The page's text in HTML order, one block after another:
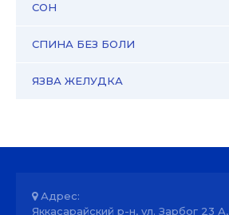
СОН
СПИНА БЕЗ БОЛИ
ЯЗВА ЖЕЛУДКА
Адрес:
Яккасарайский р-н, ул. Зарбог 23 А,